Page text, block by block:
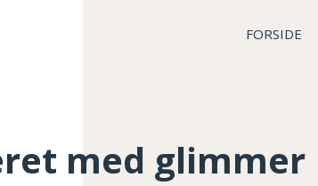
FORSIDE
med glimmer